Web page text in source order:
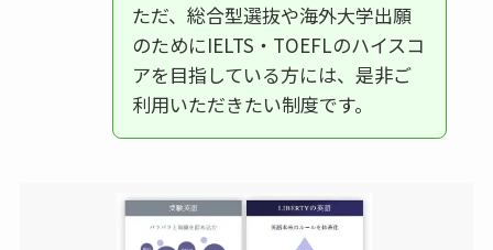
ただ、総合型選抜や海外大学出願
のためにIELTS・TOEFLのハイスコ
アを目指している方には、是非ご
利用いただきたい制度です。